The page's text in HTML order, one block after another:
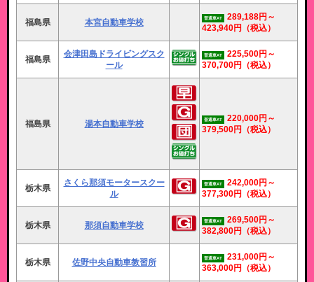
福島県 本宮自動車学校 普通車AT
289,188円～
423,940円
（税込）
福島県
会津田島ドライビングスク
ール
普通車AT
225,500円～
370,700円
（税込）
福島県 湯本自動車学校 普通車AT
220,000円～
379,500円
（税込）
栃木県
さくら那須モータースクー
ル
普通車AT
242,000円～
377,300円
（税込）
栃木県 那須自動車学校 普通車AT
269,500円～
382,800円
（税込）
栃木県 佐野中央自動車教習所 普通車AT
231,000円～
363,000円
（税込）